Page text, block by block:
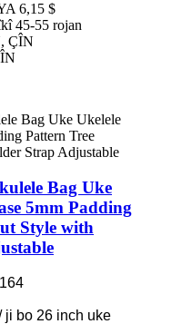
6,15 $
45-55 rojan
ÇÎN
Bag Uke
5mm Padding
Style with
ji bo 26 inch uke